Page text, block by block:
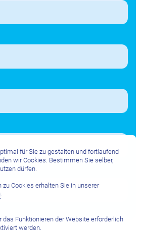
für Sie zu gestalten und fortlaufend
wir Cookies. Bestimmen Sie selber,
dürfen.
Cookies erhalten Sie in unserer
.
das Funktionieren der Website erforderlich
werden.